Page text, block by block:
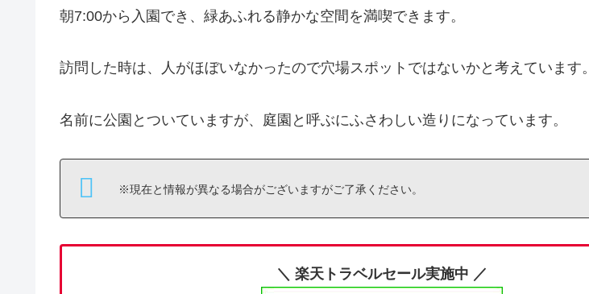
朝7:00から入園でき、緑あふれる静かな空間を満喫できます。
訪問した時は、人がほぼいなかったので穴場スポットではないかと考えています。
名前に公園とついていますが、庭園と呼ぶにふさわしい造りになっています。
※現在と情報が異なる場合がございますがご了承ください。
＼ 楽天トラベルセール実施中 ／